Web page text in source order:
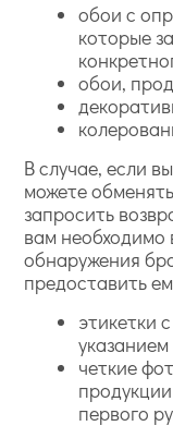
обои с
которые
обои,
В случае, если
можете
запросить
вам необходимо
обнаружения
предоставить
этикетки
четкие
первого